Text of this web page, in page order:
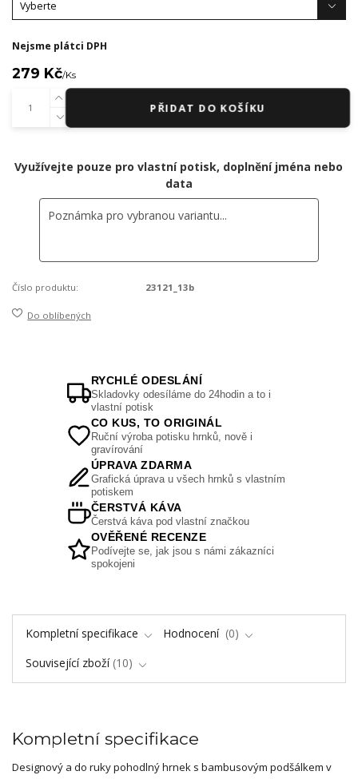
Nejsme plátci DPH
279 Kč/Ks
PŘIDAT DO KOŠÍKU
Využívejte pouze pro vlastní potisk, doplnění jména nebo
data
Číslo produktu: 23121_13b
Do oblíbených
RYCHLÉ ODESLÁNÍ
Skladovky odesíláme do 24hodin a to i
vlastní potisk
CO KUS, TO ORIGINÁL
Ruční výroba potisku hrnků, nově i
gravírování
ÚPRAVA ZDARMA
Grafická úprava u všech hrnků s vlastním
potiskem
ČERSTVÁ KÁVA
Čerstvá káva pod vlastní značkou
OVĚŘENÉ RECENZE
Podívejte se, jak jsou s námi zákazníci
spokojeni
Kompletní specifikace Hodnocení
0
Související zboží 10
Kompletní specifikace
Designový a do ruky pohodlný hrnek s bambusovým podšálkem v